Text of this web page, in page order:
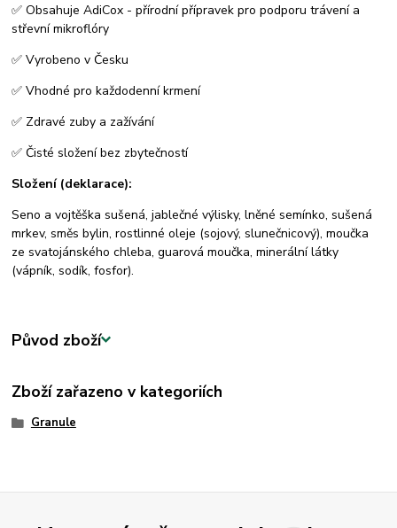
✅ Obsahuje AdiCox - přírodní přípravek pro podporu trávení a
střevní mikroflóry
✅ Vyrobeno v Česku
✅ Vhodné pro každodenní krmení
✅ Zdravé zuby a zažívání
✅ Čisté složení bez zbytečností
Složení (deklarace):
Seno a vojtěška sušená, jablečné výlisky, lněné semínko, sušená
mrkev, směs bylin, rostlinné oleje (sojový, slunečnicový), moučka
ze svatojánského chleba, guarová moučka, minerální látky
(vápník, sodík, fosfor).
Původ zboží
Zboží zařazeno v kategoriích
Granule